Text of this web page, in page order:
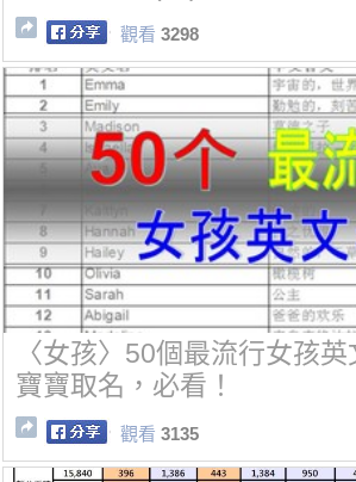
觀看 3298
〈女孩〉50個最流行女孩
寶寶取名，必看！
觀看 3135